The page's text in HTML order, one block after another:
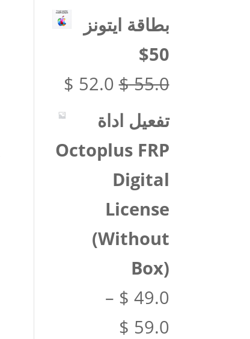
الأصلي
$ 8.0.
الحالي
$ 4.0.
بطاقة ايتونز
50$
$55.0
السعر
الأصلي
هو:
$ 55.0.
$ 52.0
الحالي
هو:
تفعيل اداة
Octoplus FRP
Digital
License
(Without
Box)
$ 49.0
–
$ 59.0